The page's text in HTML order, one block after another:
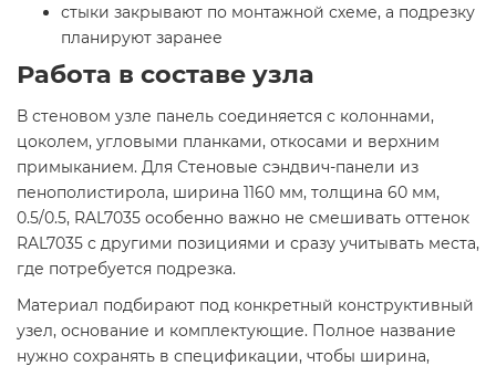
стыки закрывают по монтажной схеме, а подрезку
планируют заранее
Работа в составе узла
В стеновом узле панель соединяется с колоннами,
цоколем, угловыми планками, откосами и верхним
примыканием. Для Стеновые сэндвич-панели из
пенополистирола, ширина 1160 мм, толщина 60 мм,
0.5/0.5, RAL7035 особенно важно не смешивать оттенок
RAL7035 с другими позициями и сразу учитывать места,
где потребуется подрезка.
Материал подбирают под конкретный конструктивный
узел, основание и комплектующие. Полное название
нужно сохранять в спецификации, чтобы ширина,